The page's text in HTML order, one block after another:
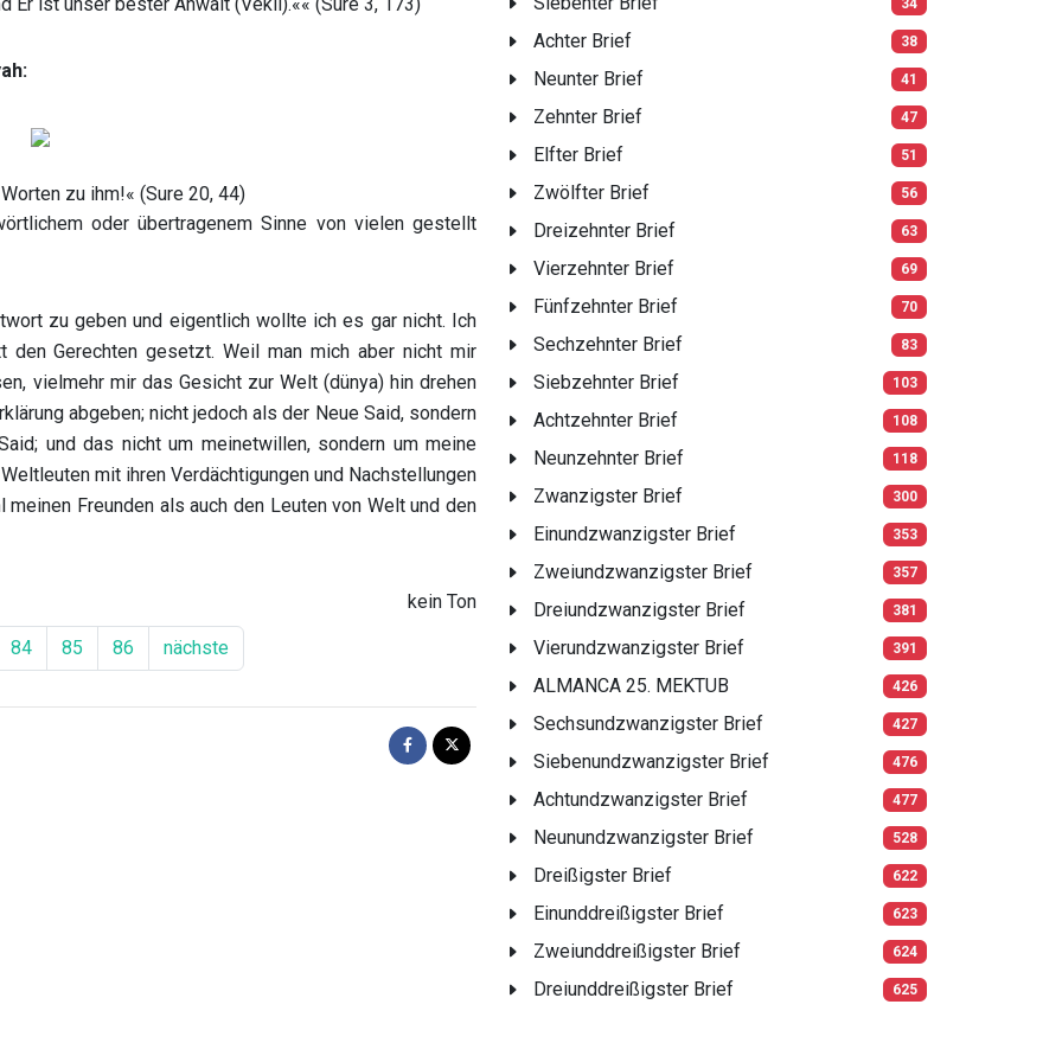
zu ihm!« (Sure 20, 44)
oder übertragenem Sinne von vielen gestellt
zu geben und eigentlich wollte ich es gar nicht. Ich
den Gerechten gesetzt. Weil man mich aber nicht mir
vielmehr mir das Gesicht zur Welt (dünya) hin drehen
abgeben; nicht jedoch als der Neue Said, sondern
und das nicht um meinetwillen, sondern um meine
mit ihren Verdächtigungen und Nachstellungen
Freunden als auch den Leuten von Welt und den
kein Ton
84 85 86 nächste
34
Achter Brief 38
Neunter Brief 41
Zehnter Brief 47
Elfter Brief 51
Zwölfter Brief 56
Dreizehnter Brief 63
Vierzehnter Brief 69
Fünfzehnter Brief 70
Sechzehnter Brief 83
Siebzehnter Brief 103
Achtzehnter Brief 108
Neunzehnter Brief 118
Zwanzigster Brief 300
Einundzwanzigster Brief 353
Zweiundzwanzigster Brief 357
Dreiundzwanzigster Brief 381
Vierundzwanzigster Brief 391
ALMANCA 25. MEKTUB 426
Sechsundzwanzigster Brief 427
Siebenundzwanzigster Brief 476
Achtundzwanzigster Brief 477
Neunundzwanzigster Brief 528
Dreißigster Brief 622
Einunddreißigster Brief 623
Zweiunddreißigster Brief 624
Dreiunddreißigster Brief 625